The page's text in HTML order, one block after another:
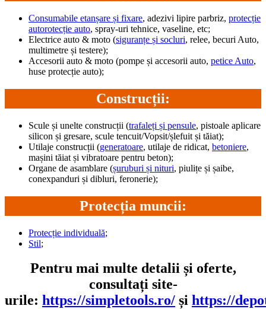
Consumabile etanșare și fixare, adezivi lipire parbriz, protecție
autorotecție auto, spray-uri tehnice, vaseline, etc;
Electrice auto & moto (siguranțe și socluri, relee, becuri Auto,
multimetre și testere);
Accesorii auto & moto (pompe și accesorii auto, petice Auto,
huse protecție auto);
Construcții:
Scule și unelte construcții (trafaleți și pensule, pistoale aplicare
silicon și gresare, scule tencuit/Vopsit/șlefuit și tăiat);
Utilaje construcții (generatoare, utilaje de ridicat, betoniere,
mașini tăiat și vibratoare pentru beton);
Organe de asamblare (șuruburi și nituri, piulițe și șaibe,
conexpanduri și dibluri, feronerie);
Protecția muncii:
Protecție individuală;
Stil;
Pentru mai multe detalii și oferte,
consultați site-
urile: https://simpletools.ro/ și https://